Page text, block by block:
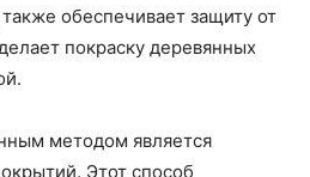
обеспечивает защиту от
покраску деревянных
методом является
Этот способ